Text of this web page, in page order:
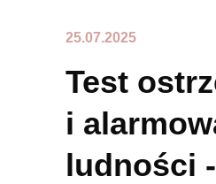
25.07.2025
Test
i
ludności